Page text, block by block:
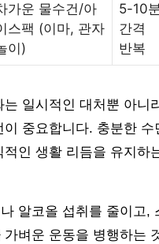
가운 물수건/아
스팩 (이마, 관자
이)
5-10
간격
반복
는 일시적인 대처뿐 아니
이 중요합니다. 충분한 수
적인 생활 리듬을 유지하
알코올 섭취를 줄이고,
가벼운 운동을 병행하는